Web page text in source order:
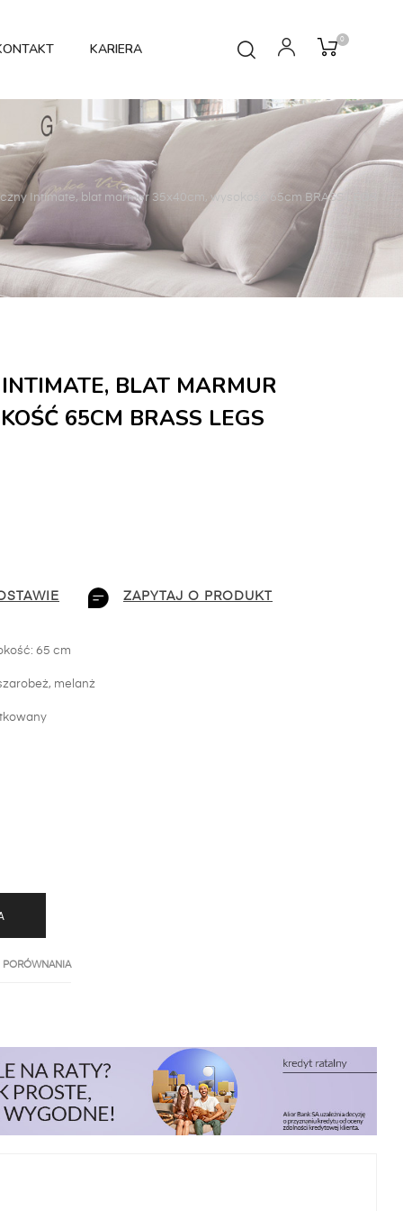
KARIERA
0
Intimate, blat marmur 35x40cm, wysokość 65cm BRASS LEGS
BLAT MARMUR
65CM BRASS LEGS
ZAPYTAJ O PRODUKT
65 cm
melanż